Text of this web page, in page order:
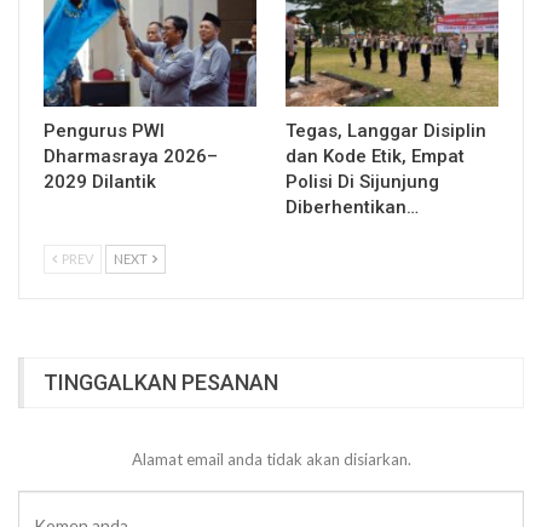
Pengurus PWI
Dharmasraya 2026–
2029 Dilantik
Tegas, Langgar Disiplin
dan Kode Etik, Empat
Polisi Di Sijunjung
Diberhentikan…
PREV NEXT
TINGGALKAN PESANAN
Alamat email anda tidak akan disiarkan.